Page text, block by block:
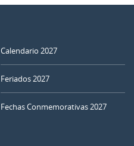
Calendario 2027
Feriados 2027
Fechas Conmemorativas 2027